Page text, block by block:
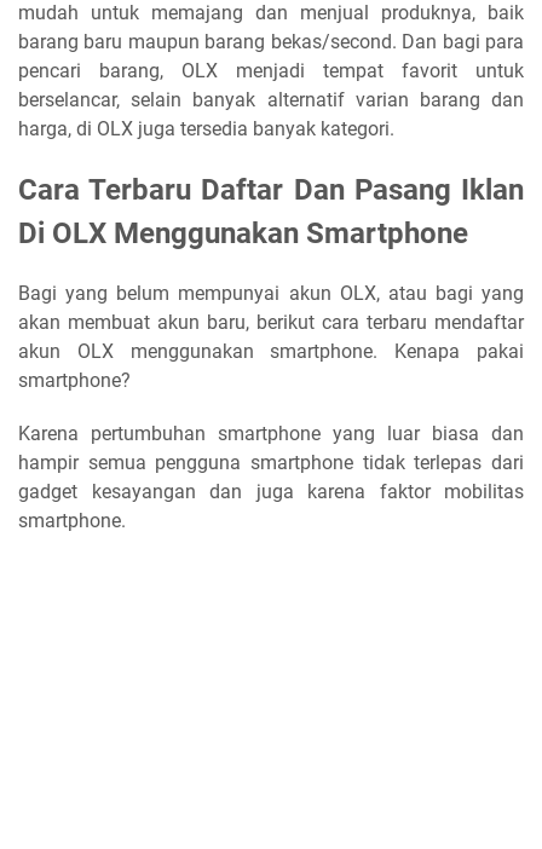
mudah untuk memajang dan menjual produknya, baik
barang baru maupun barang bekas/second. Dan bagi para
pencari barang, OLX menjadi tempat favorit untuk
berselancar, selain banyak alternatif varian barang dan
harga, di OLX juga tersedia banyak kategori.
Cara Terbaru Daftar Dan Pasang Iklan
Di OLX Menggunakan Smartphone
Bagi yang belum mempunyai akun OLX, atau bagi yang
akan membuat akun baru, berikut cara terbaru mendaftar
akun OLX menggunakan smartphone. Kenapa pakai
smartphone?
Karena pertumbuhan smartphone yang luar biasa dan
hampir semua pengguna smartphone tidak terlepas dari
gadget kesayangan dan juga karena faktor mobilitas
smartphone.